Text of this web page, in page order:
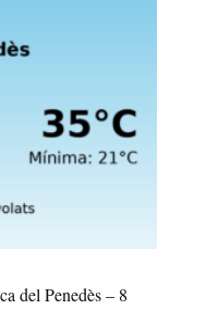
del Penedès – 8